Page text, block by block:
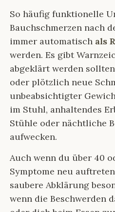
So häufig funktionelle
Bauchschmerzen nach
immer automatisch als
werden. Es gibt
abgeklärt werden
oder plötzlich neue
unbeabsichtigter
im Stuhl, anhaltendes
Stühle oder nächtliche
aufwecken.
Auch wenn du über 40
Symptome neu
saubere Abklärung
wenn die Beschwerden